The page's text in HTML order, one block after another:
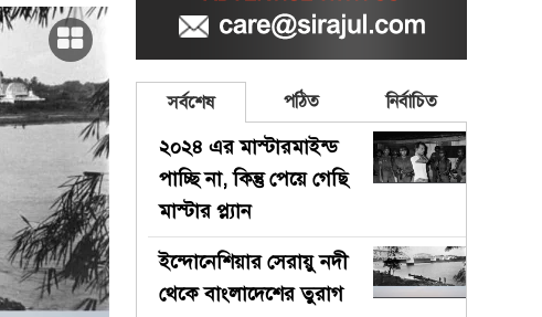
সর্বশেষ পঠিত নির্বাচিত
২০২৪ এর মাস্টারমাইন্ড
পাচ্ছি না, কিন্তু পেয়ে গেছি
মাস্টার প্ল্যান
ইন্দোনেশিয়ার সেরায়ু নদী
থেকে বাংলাদেশের তুরাগ